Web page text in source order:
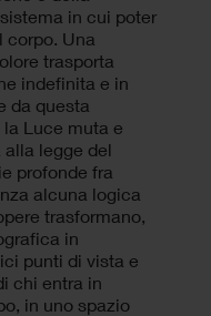
in cui poter
corpo. Una
trasporta
indefinita e in
da questa
Luce muta e
alla legge del
profonde fra
alcuna logica
trasformano,
in
punti di vista e
chi entra in
in uno spazio